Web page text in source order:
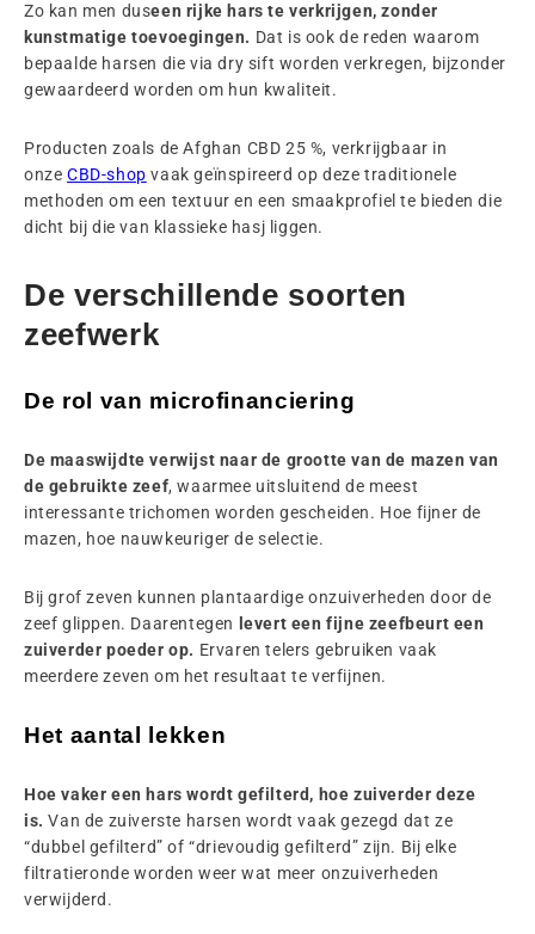
Zo kan men duseen rijke hars te verkrijgen, zonder
kunstmatige toevoegingen. Dat is ook de reden waarom
bepaalde harsen die via dry sift worden verkregen, bijzonder
gewaardeerd worden om hun kwaliteit.
Producten zoals de Afghan CBD 25 %, verkrijgbaar in
onze CBD-shop vaak geïnspireerd op deze traditionele
methoden om een textuur en een smaakprofiel te bieden die
dicht bij die van klassieke hasj liggen.
De verschillende soorten
zeefwerk
De rol van microfinanciering
De maaswijdte verwijst naar de grootte van de mazen van
de gebruikte zeef, waarmee uitsluitend de meest
interessante trichomen worden gescheiden. Hoe fijner de
mazen, hoe nauwkeuriger de selectie.
Bij grof zeven kunnen plantaardige onzuiverheden door de
zeef glippen. Daarentegen
levert een fijne zeefbeurt een
zuiverder poeder op. Ervaren telers gebruiken vaak
meerdere zeven om het resultaat te verfijnen.
Het aantal lekken
Hoe vaker een hars wordt gefilterd, hoe zuiverder deze
is.Van de zuiverste harsen wordt vaak gezegd dat ze
“dubbel gefilterd” of “drievoudig gefilterd” zijn. Bij elke
filtratieronde worden weer wat meer onzuiverheden
verwijderd.